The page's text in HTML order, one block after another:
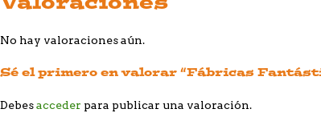
No hay valoraciones aún.
Sé el primero en valorar “Fábricas
Debesacceder para publicar una valoración.